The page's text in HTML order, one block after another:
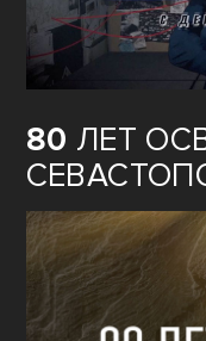
80 ЛЕТ